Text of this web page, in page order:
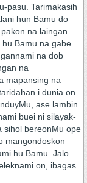
pasu. Tarimakasih
hun Bamu do
na laingan.
Bamu na gabe
na dob
na
mapansing na
i dunia on.
ase lambin
buei ni silayak-
sihol bereonMu ope
mangondoskon
hu Bamu. Jalo
on, ibagas